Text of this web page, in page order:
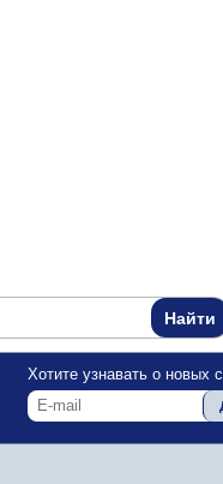
Хотите узнавать о новых